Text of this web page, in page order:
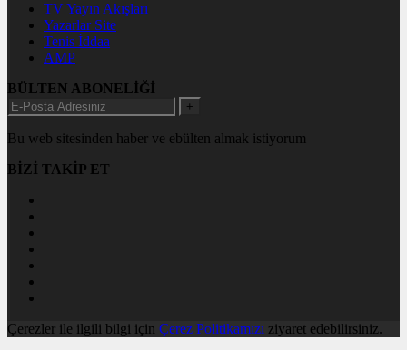
TV Yayın Akışları
Yazarlar Site
Tenis İddaa
AMP
BÜLTEN ABONELİĞİ
+
Bu web sitesinden haber ve ebülten almak istiyorum
BİZİ TAKİP ET
Çerezler ile ilgili bilgi için Çerez Politikamızı ziyaret edebilirsiniz.